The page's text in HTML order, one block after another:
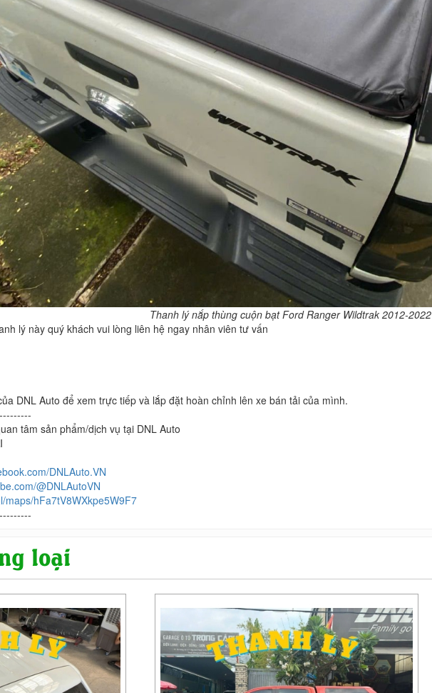
Thanh lý nắp thùng cuộn bạt Ford Ranger Wildtrak 2012-2022
lý này quý khách vui lòng liên hệ ngay nhân viên tư vấn
DNL Auto để xem trực tiếp và lắp đặt hoàn chỉnh lên xe bán tải của mình.
tâm sản phẩm/dịch vụ tại DNL Auto
DNLAuto.VN
@DNLAutoVN
maps/hFa7tV8WXkpe5W9F7
loại